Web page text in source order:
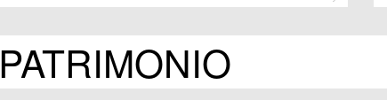
PATRIMONIO